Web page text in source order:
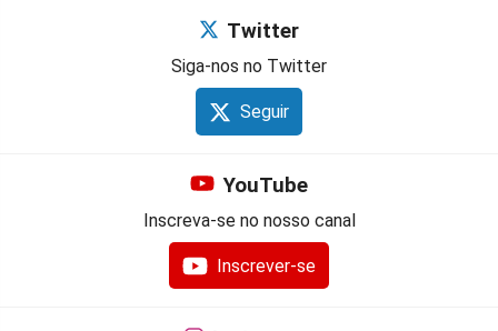
Twitter
Siga-nos no Twitter
Seguir
YouTube
Inscreva-se no nosso canal
Inscrever-se